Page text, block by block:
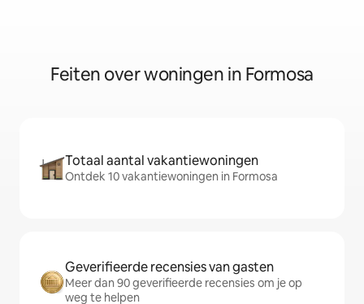
Feiten over woningen in Formosa
Totaal aantal vakantiewoningen
Ontdek 10 vakantiewoningen in Formosa
Geverifieerde recensies van gasten
Meer dan 90 geverifieerde recensies om je op
weg te helpen